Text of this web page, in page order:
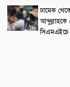
ঢামেক
আব্দুল্লাহকে
সিএমএইচে